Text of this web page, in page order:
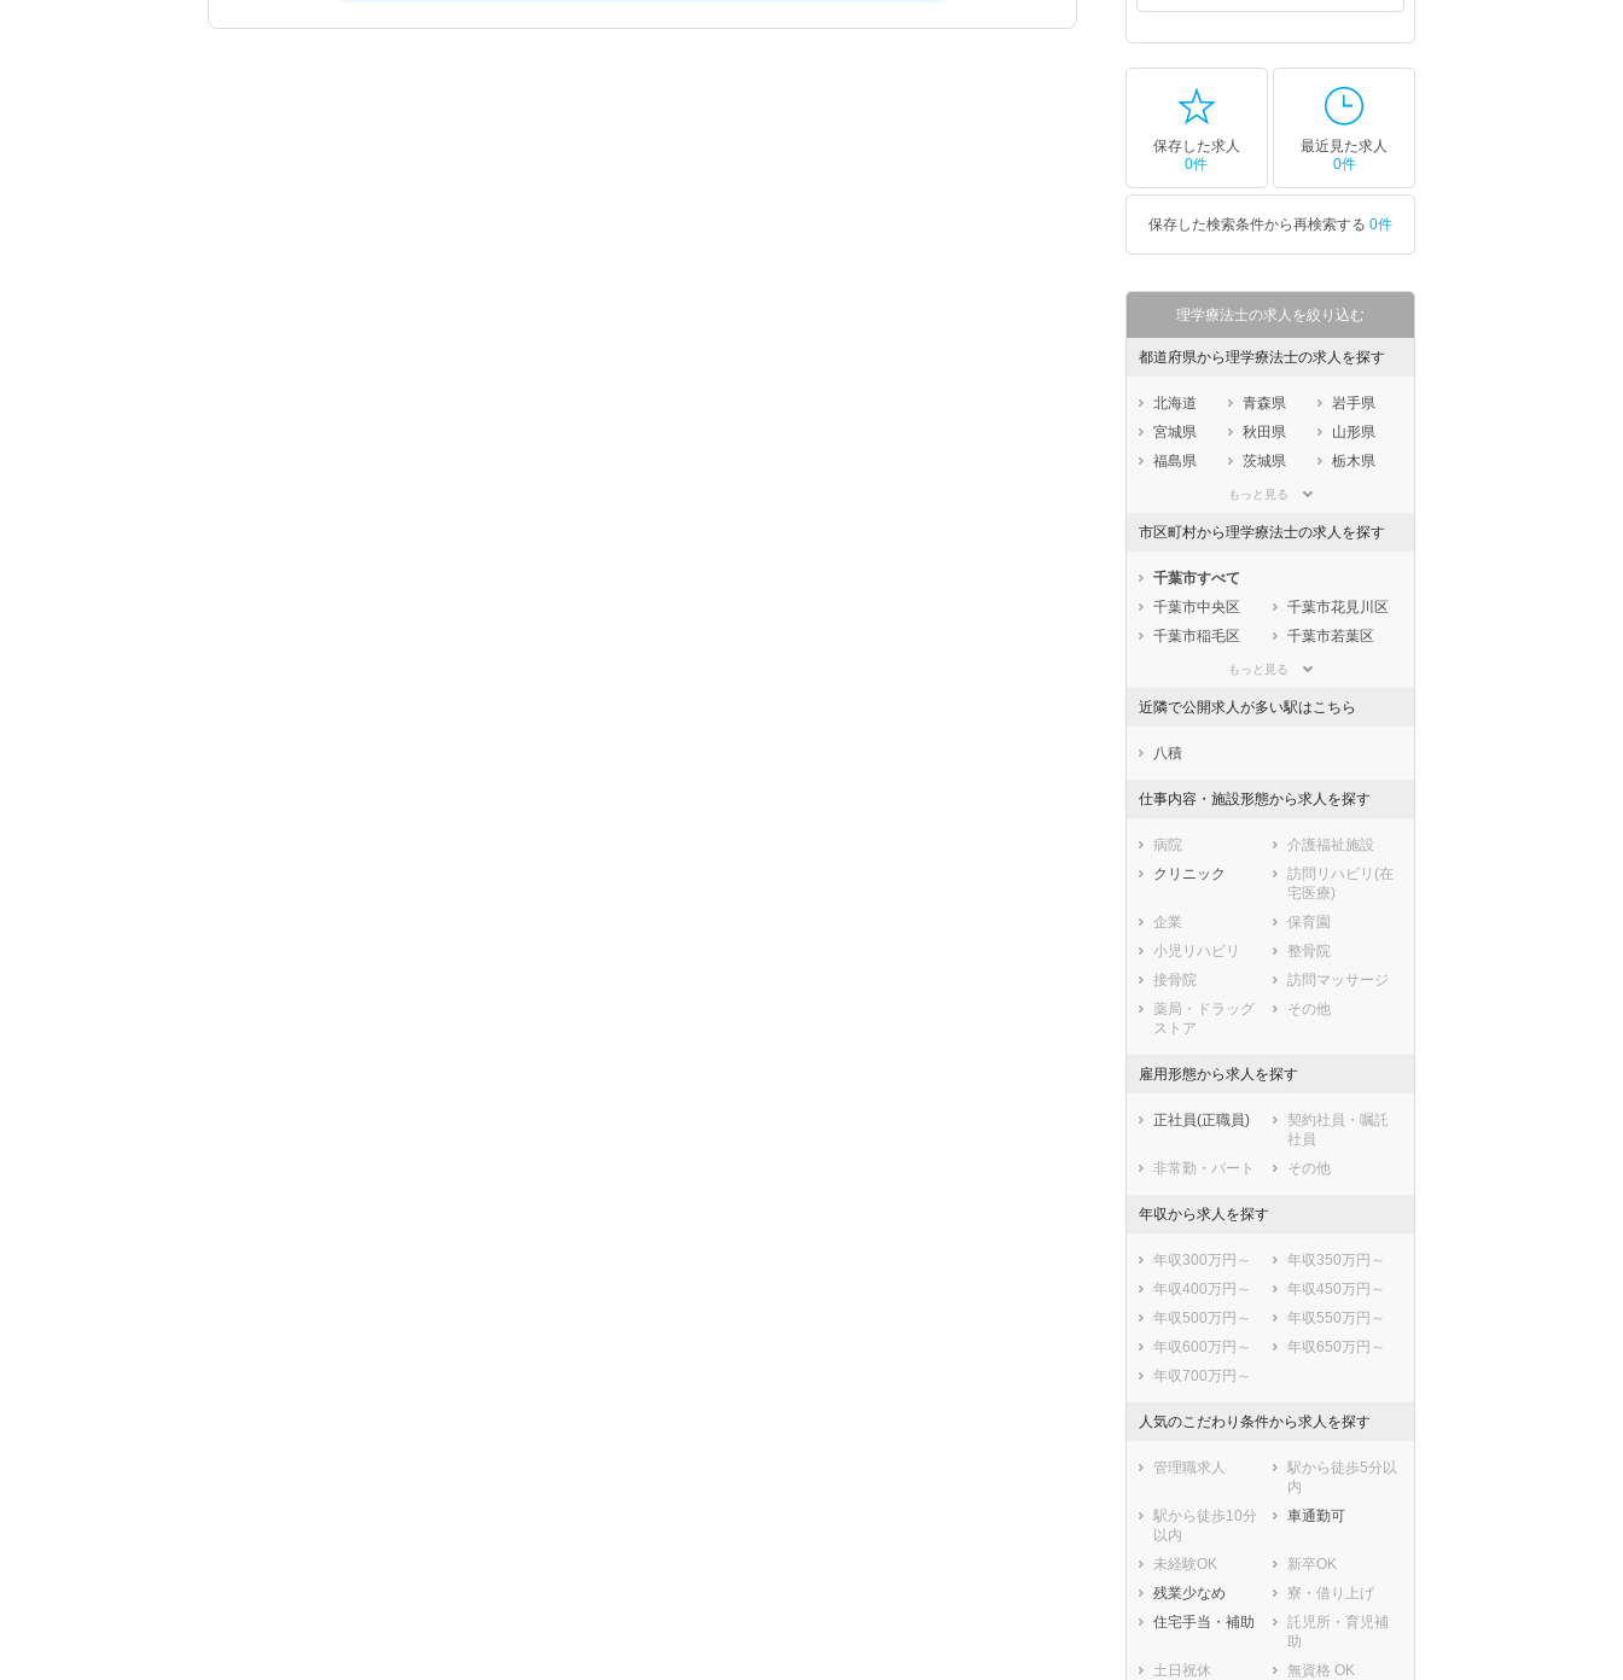
保存した求人
0件
最近見た求人
0件
保存した検索条件から再検索する 0件
理学療法士の求人を絞り込む
都道府県から理学療法士の求人を探す
北海道 青森県
岩手県
宮城県
秋田県
山形県
福島県
茨城県
栃木県
埼玉県
石川県
静岡県
愛知県
三重県
滋賀県
京都府
大阪府
奈良県
香川県
熊本県
大分県
宮崎県
鹿児島県
沖縄県
もっと見る
市区町村から理学療法士の求人を探す
千葉市すべて
千葉市中央区
千葉市花見川区
千葉市稲毛区
千葉市若葉区
千葉市美浜区
船橋市
野田市
茂原市
成田市
佐倉市
東金市
旭市
柏市
勝浦市
市原市
流山市
八千代市
我孫子市
鴨川市
鎌ケ谷市
君津市
四街道市
袖ケ浦市
白井市
富里市
南房総市
匝瑳市
いすみ市
町
山武郡芝山町
山武郡横芝光町
長生郡一宮町
夷隅郡大多喜町
夷隅郡御宿町
もっと見る
近隣で公開求人が多い駅はこちら
八積
仕事内容・施設形態から求人を探す
病院
介護福祉施設
クリニック
訪問リハビリ(在
宅医療)
企業
保育園
小児リハビリ
整骨院
接骨院
訪問マッサージ
薬局・ドラッグ
ストア
その他
雇用形態から求人を探す
正社員(正職員)
契約社員・嘱託
社員
非常勤・パート
その他
年収から求人を探す
年収300万円～
年収350万円～
年収400万円～
年収450万円～
年収500万円～
年収550万円～
年収600万円～
年収650万円～
年収700万円～
人気のこだわり条件から求人を探す
管理職求人
駅から徒歩5分以
内
駅から徒歩10分
以内
車通勤可
未経験OK
新卒OK
残業少なめ
寮・借り上げ
住宅手当・補助
託児所・育児補
助
土日祝休
無資格 OK